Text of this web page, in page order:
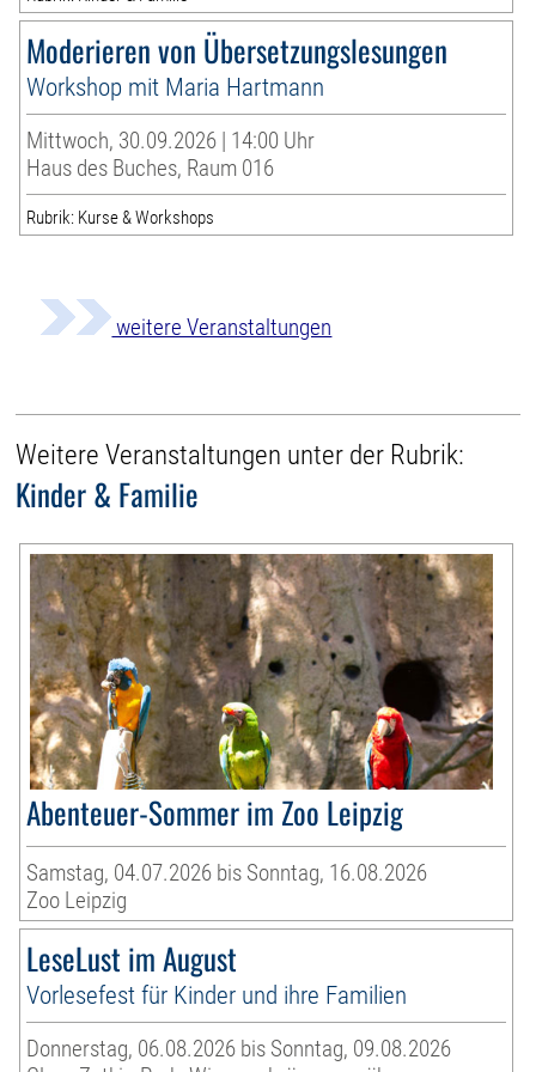
Moderieren von Übersetzungslesungen
Workshop mit Maria Hartmann
Mittwoch, 30.09.2026 | 14:00 Uhr
Haus des Buches, Raum 016
Rubrik: Kurse & Workshops
weitere Veranstaltungen
Weitere Veranstaltungen unter der Rubrik:
Kinder & Familie
Abenteuer-Sommer im Zoo Leipzig
Samstag, 04.07.2026 bis Sonntag, 16.08.2026
Zoo Leipzig
LeseLust im August
Vorlesefest für Kinder und ihre Familien
Donnerstag, 06.08.2026 bis Sonntag, 09.08.2026